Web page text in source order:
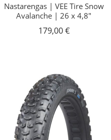
Nastarengas | VEE Tire Snow
Avalanche | 26 x 4,8″
179,00€